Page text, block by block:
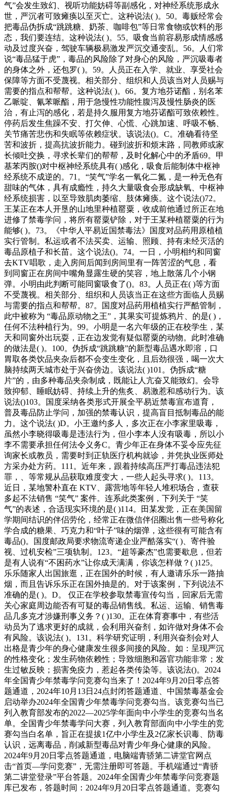
气”会发生致幻、视听功能妨碍等副感化，对神经系统形成永
世，严沉者可致瘫痪以至灭亡。这种说法( )。50。毒贩经常会
把毒品伪拆成“跳跳糖、奶茶、咖啡包”等日常食物或饮料的形
态，我们要连结。这种说法( )。55。吸食当前容易形成情感感
动及过度兴奋，驾驶车辆极易激发严沉交通变乱。56。人们常
说“毒品猛于虎”，毒品的风险除了对身心的风险，严沉吸毒者
的身体之外，还包罗( )。59。人员正在入学、就业、享受社会
保障等方面不受蔑视。相关部分、组织和人员该当对人员赐与
需要的指点和帮帮。这种说法( )。66。复方地芬诺酯，别名苯
乙哌啶、氰苯哌酯，用于急慢性功能性腹泻及慢性肠炎的医
治，有止泻的感化，若是持久服用复方地芬诺酯可致依赖性。
停药后发生焦躁不安、打欠伸、心慌、心跳加速、呼吸不畅、
关节痛苦悲伤和失眠等依赖症状。该说法()。C。准确看待坚
苦和波折，提高抗波折能力。碰到波折和烦末路，同教师或家
长倾吐交换，寻求长辈们的帮帮，及时化解心中的矛盾69。甲
基苯丙胺()对中枢神经系统具有( )感化，吸食后能制体中枢神
经系统不成逆的。71。“笑气”学名一氧化二氮，是一种无色有
甜味的气体，具有成瘾性，持久大量吸食会形成缺氧、中枢神
经系统损害，以至导致肌肉萎缩、肢体瘫痪。这个说法()72。
王某正在本人开垦的山地里种植罂粟，收成前他通过所正在地
进修了禁毒学问，将所有罂粟铲除，对于王某种植罂粟的行为
能够( )。73。《中华人平易近国禁毒法》国度对品药用原植植
实行管制。私运或者不法买卖、运输、照顾、持有未经灭活的
毒品原植子和长苗。这个说法()。74。一日，小明相约和同窗
去KTV唱歌，走入房间后闻到房间里有一阵苦涩的气息，看
到同窗正在房间中嘴角显露生硬的笑容，地上散落几个小钢
弹。小明由此判断可能同窗吸食了()。83。人员正在( )等方面
不受蔑视。相关部分、组织和人员该当正在这些方面临人员赐
与需要的指点和帮帮。87。国度对品药用植植实行严酷管制，
此中被称为 “毒品原动物之王”，其果实可提炼鸦片、的是( )，
任何不法种植行为。99。小明是一名六年级的正在校学生，某
天和同窗外出玩耍，正在边发觉有疑似罂粟的动物。此时准确
的做法是( )。100。伪拆成“跳跳糖”的新型毒品遇水即溶，口
胃取各类饮品夹杂后都不会变生变化，且后劲很强，喝一次大
脑持续两天城市处于兴奋傍边。该说法( )101。伪拆成“糖
片”的，由多种毒品夹杂制成，既能让人亢奋又能致幻。会导
致抑郁、睡眠妨碍、持续上升的焦炙、易激惹和感动行为。该
说法()103。国度采纳各类形式开展全平易近禁毒宣布道育，
普及毒品防止学问，加强的禁毒认识，提高盲目抵制毒品的能
力。这个说法( )D。小王邀约多人，多次正在小李家里吸毒，
虽然小李晓得吸毒是违法行为，但小李本人没有吸毒，所以小
李不需要承担任何法令义务C。青少年正在身体不妥令应先征
询家长或教员，需要时到正轨医疗机构就诊，并凭执业医师处
方采办处方药。111。近年来，跟着持续高压严打毒品违法犯
罪，、等常规从品获取难度变大，一些人起头寻求( )。113。
近日，某地警朴直在 KTV、露营地等年轻人堆积场合，查获
多起不法销售 “笑气” 案件。连系此类案例，下列关于 “笑
气”的表述，合适现实环境的是( )114。田某发觉，正在美国留
学期间结识的伴侣劳伦，经常正在微信伴侣圈出售一些号称化
学合成的糖果、巧克力和“叶子”味的烟弹，这些很有可能含有
毒品()。国度邮政局要求物流寄递企业严酷落实“( )、寄件验
视、过机安检”三项轨制。123。“超等豪杰”也需要歇息，但若
是有人说有“不困药水”让你成天满满，你该怎样做？( )125。
乐乐随家人出国旅逛，正在国外的时候，有人邀请乐乐一路抽
烟，而且告诉乐乐正在国外抽是的。对于该案例，下列说法不
准确的是( )。D。 仅正在学校参取禁毒宣传勾当，回家后无需
关心家庭周边能否有可疑的毒品销售线。私运、运输、销售毒
品几多克才涉嫌刑事义务？( )130。正在体育赛事中，有些活
动员为了逃求更好的成就，会利用兴奋剂，如许做对身体不会
有风险。该说法( )。131。科学研究证明，利用兴奋剂会对人
出格是青少年的身心健康发生很多间接的风险。如：呈现严沉
的性格变化；发生药物依赖性；导致细胞和器官功能非常；发
生过敏反映；损害免疫力，惹起各类传染等。该说法()。2024
年全国青少年禁毒学问竞赛勾当来了！2024年9月20日零点答
题通道，2024年10月13日24点封闭答题通道、中国禁毒基金会
启动举办2024年全国青少年禁毒学问竞赛勾当。该竞赛勾当已
列入教育部发布的2022—2025学年面向中小学生的竞赛勾当名
单。全国青少年禁毒学问大赛，列入教育部面向中小学生的竞
赛勾当白名单，旨正在提拔1亿中小学生及2亿家长识毒、防毒
认识，远离毒品，削减新型毒品对青少年身心健康的风险。
2024年9月20日零点答题通道，电脑端青骄第二讲堂官网点
击“首页—学问竞赛”，无需注册即可答题。手机端通过“青骄
第二讲堂登录”平台答题。2024年全国青少年禁毒学问竞赛题
库已发布，答题时间：2024年9月20日零点答题通道。竞赛勾